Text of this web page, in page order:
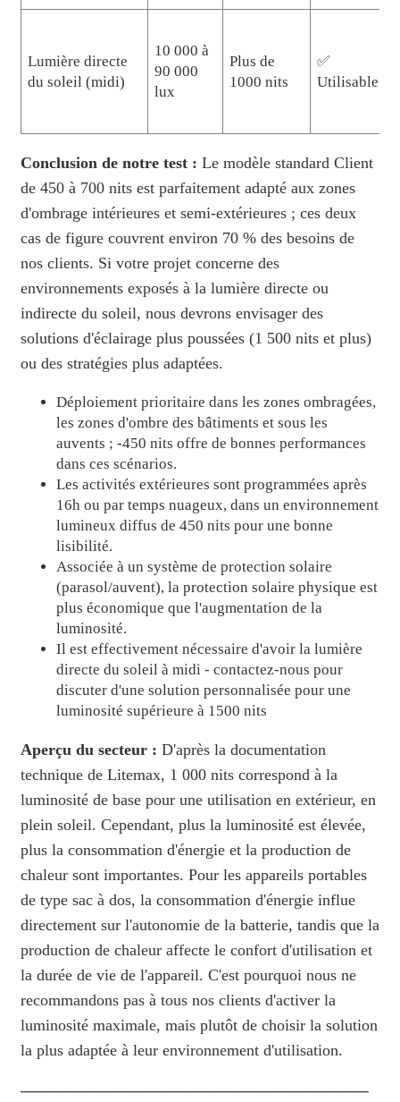
Lumière directe
du soleil (midi)
10 000 à
90 000
lux
Plus de
1000 nits
✅
Utilisable
Conclusion de notre test : Le modèle standard Client
de 450 à 700 nits est parfaitement adapté aux zones
d'ombrage intérieures et semi-extérieures ; ces deux
cas de figure couvrent environ 70 % des besoins de
nos clients. Si votre projet concerne des
environnements exposés à la lumière directe ou
indirecte du soleil, nous devrons envisager des
solutions d'éclairage plus poussées (1 500 nits et plus)
ou des stratégies plus adaptées.
Déploiement prioritaire dans les zones ombragées,
les zones d'ombre des bâtiments et sous les
auvents ; -450 nits offre de bonnes performances
dans ces scénarios.
Les activités extérieures sont programmées après
16h ou par temps nuageux, dans un environnement
lumineux diffus de 450 nits pour une bonne
lisibilité.
Associée à un système de protection solaire
(parasol/auvent), la protection solaire physique est
plus économique que l'augmentation de la
luminosité.
Il est effectivement nécessaire d'avoir la lumière
directe du soleil à midi - contactez-nous pour
discuter d'une solution personnalisée pour une
luminosité supérieure à 1500 nits
Aperçu du secteur : D'après la documentation
technique de Litemax, 1 000 nits correspond à la
luminosité de base pour une utilisation en extérieur, en
plein soleil. Cependant, plus la luminosité est élevée,
plus la consommation d'énergie et la production de
chaleur sont importantes. Pour les appareils portables
de type sac à dos, la consommation d'énergie influe
directement sur l'autonomie de la batterie, tandis que la
production de chaleur affecte le confort d'utilisation et
la durée de vie de l'appareil. C'est pourquoi nous ne
recommandons pas à tous nos clients d'activer la
luminosité maximale, mais plutôt de choisir la solution
la plus adaptée à leur environnement d'utilisation.
──────────────────────────────